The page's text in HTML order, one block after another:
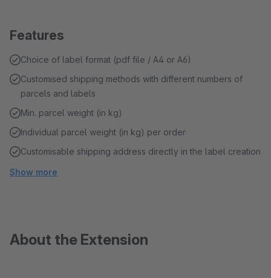
Features
Choice of label format (pdf file / A4 or A6)
Customised shipping methods with different numbers of
parcels and labels
Min. parcel weight (in kg)
Individual parcel weight (in kg) per order
Customisable shipping address directly in the label creation
Show more
About the Extension